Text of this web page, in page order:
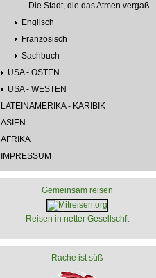
Die Stadt, die das Atmen vergaß
Englisch
Französisch
Sachbuch
USA - OSTEN
USA - WESTEN
LATEINAMERIKA - KARIBIK
ASIEN
AFRIKA
IMPRESSUM
Gemeinsam reisen
Reisen in netter Gesellschft
Rache ist süß